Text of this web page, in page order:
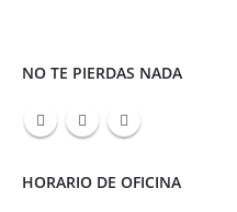
NO TE PIERDAS NADA
HORARIO DE OFICINA